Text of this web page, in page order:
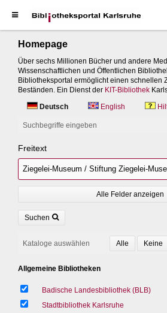
Homepage
Über sechs Millionen Bücher und andere
Wissenschaftlichen und Öffentlichen
Bibliotheksportal ermöglicht einen schnellen
Beständen. Ein Dienst der KIT-Bibliothek
Deutsch
English
Suchbegriffe eingeben
Freitext
Alle Felder anzeigen
Suchen
Kataloge auswählen
Allgemeine Bibliotheken
Badische Landesbibliothek (BLB)
Stadtbibliothek Karlsruhe